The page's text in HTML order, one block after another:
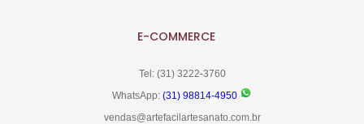
E-COMMERCE
Tel: (31) 3222-3760
WhatsApp: (31) 98814-4950
vendas@artefacilartesanato.com.br